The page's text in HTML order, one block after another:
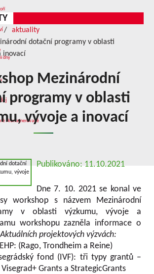
dny
i kontejnerované
aktuality
dotační programy v oblasti
inovací
Mezinárodní
programy v oblasti
vývoje a inovací
Publikováno: 11.10.2021
Dne 7. 10. 2021 se konal ve
workshop s názvem Mezinárodní
v oblasti výzkumu, vývoje a
workshopu zazněla informace o
Aktuálních projektových výzvách:
(Rago, Trondheim a Reine)
fond (IVF): tři typy grantů –
Grants a StrategicGrants